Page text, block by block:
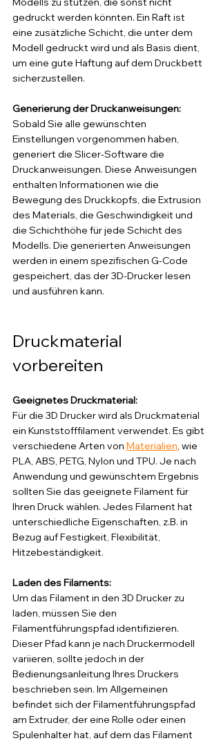
gedruckt werden könnten. Ein Raft ist
eine zusätzliche Schicht, die unter dem
Modell gedruckt wird und als Basis dient,
um eine gute Haftung auf dem Druckbett
sicherzustellen.
Generierung der Druckanweisungen:
Sobald Sie alle gewünschten
Einstellungen vorgenommen haben,
generiert die Slicer-Software die
Druckanweisungen. Diese Anweisungen
enthalten Informationen wie die
Bewegung des Druckkopfs, die Extrusion
des Materials, die Geschwindigkeit und
die Schichthöhe für jede Schicht des
Modells. Die generierten Anweisungen
werden in einem spezifischen G-Code
gespeichert, das der 3D-Drucker lesen
und ausführen kann.
Druckmaterial
vorbereiten
Geeignetes Druckmaterial:
Für die 3D Drucker wird als Druckmaterial
ein Kunststofffilament verwendet. Es gibt
verschiedene Arten von Materialien, wie
PLA, ABS, PETG, Nylon und TPU. Je nach
Anwendung und gewünschtem Ergebnis
sollten Sie das geeignete Filament für
Ihren Druck wählen. Jedes Filament hat
unterschiedliche Eigenschaften, z.B. in
Bezug auf Festigkeit, Flexibilität,
Hitzebeständigkeit.
Laden des Filaments:
Um das Filament in den 3D Drucker zu
laden, müssen Sie den
Filamentführungspfad identifizieren.
Dieser Pfad kann je nach Druckermodell
variieren, sollte jedoch in der
Bedienungsanleitung Ihres Druckers
beschrieben sein. Im Allgemeinen
befindet sich der Filamentführungspfad
am Extruder, der eine Rolle oder einen
Spulenhalter hat, auf dem das Filament